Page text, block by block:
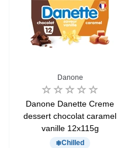
Danone
Danone Danette Creme
dessert chocolat caramel
vanille 12x115g
Chilled